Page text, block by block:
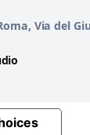
Via del